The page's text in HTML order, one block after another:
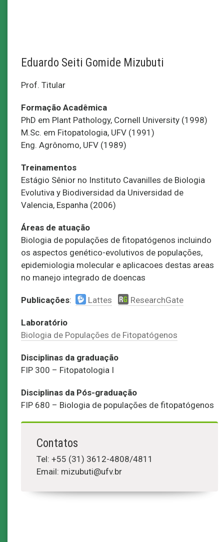
Eduardo Seiti Gomide Mizubuti
Prof. Titular
Formação Acadêmica
PhD em Plant Pathology, Cornell University (1998)
M.Sc. em Fitopatologia, UFV (1991)
Eng. Agrônomo, UFV (1989)
Treinamentos
Estágio Sênior no Instituto Cavanilles de Biologia
Evolutiva y Biodiversidad da Universidad de
Valencia, Espanha (2006)
Áreas de atuação
Biologia de populações de fitopatógenos incluindo
os aspectos genético-evolutivos de populações,
epidemiologia molecular e aplicacoes destas areas
no manejo integrado de doencas
Publicações: Lattes ResearchGate
Laboratório
Biologia de Populações de Fitopatógenos
Disciplinas da graduação
FIP 300 – Fitopatologia I
Disciplinas da Pós-graduação
FIP 680 – Biologia de populações de fitopatógenos
Contatos
Tel: +55 (31) 3612-4808/4811
Email: mizubuti@ufv.br